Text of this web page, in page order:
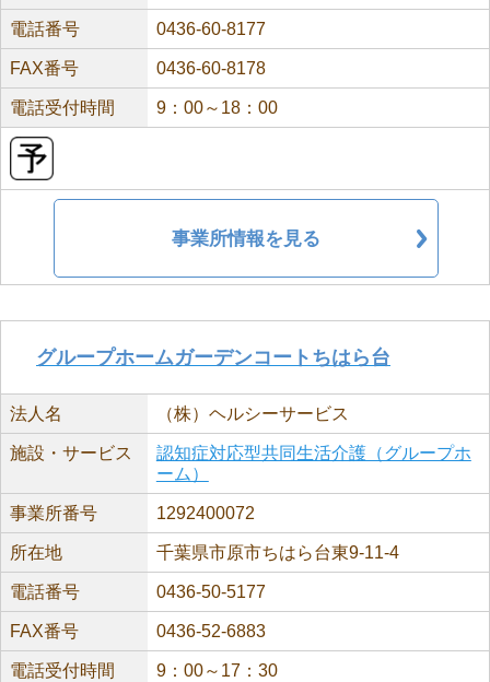
電話番号 0436-60-8177
FAX番号 0436-60-8178
電話受付時間 9：00～18：00
事業所情報を見る
グループホームガーデンコートちはら台
法人名 （株）ヘルシーサービス
施設・サービス
認知症対応型共同生活介護（グループホ
ーム）
事業所番号 1292400072
所在地 千葉県市原市ちはら台東9-11-4
電話番号 0436-50-5177
FAX番号 0436-52-6883
電話受付時間 9：00～17：30